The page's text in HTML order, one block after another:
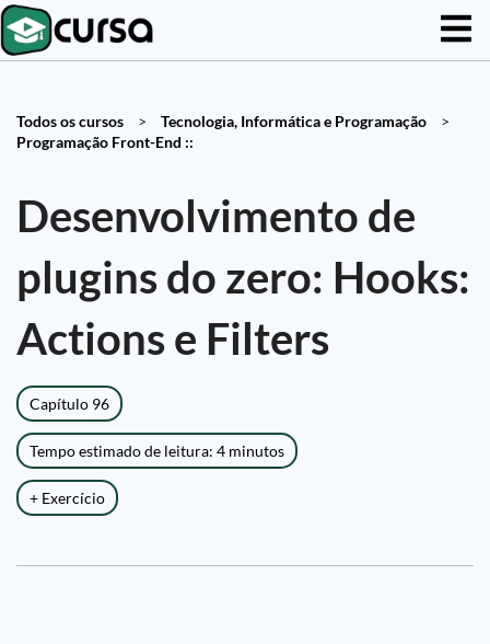
Todos os cursos > Tecnologia, Informática e Programação
>
Programação Front-End ::
Desenvolvimento de
plugins do zero: Hooks:
Actions e Filters
Capítulo 96
Tempo estimado de leitura: 4 minutos
+ Exercício